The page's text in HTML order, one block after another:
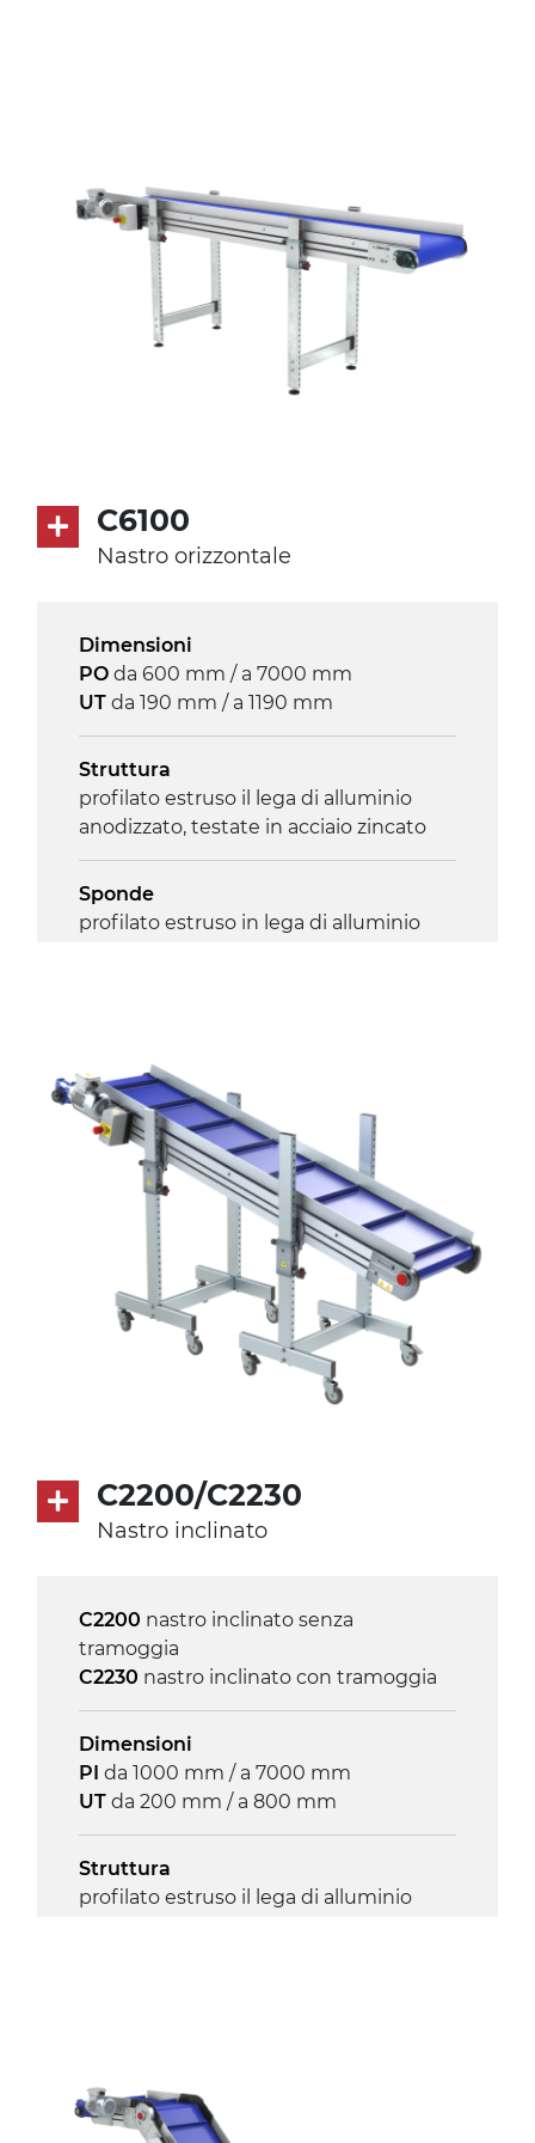
tubolare in metallo zincato, ruote
pivottanti con/senza freno (2+2)
Tappeto
PU superficie blue opaco
profili di trasporto in PU
Velocità
Controllo
on/off, E-Stop, protezione termica
motore
C6100
Nastro orizzontale
Dimensioni
PO da 600 mm / a 7000 mm
UT da 190 mm / a 1190 mm
Struttura
profilato estruso il lega di alluminio
anodizzato, testate in acciaio zincato
Sponde
profilato estruso in lega di alluminio
pressofuso, gambe in tubolare in
metallo zincato, piedini di livellamento
Tappeto
PU superficie blue opaco RAL 5002
Trasmissione
diretta in traino (lato sinistro), motore
asincrono trifase multi tensione
230/400Vac-50Hz-3F
on/off, E-Stop, protezione termica
C2200/C2230
Nastro inclinato
C2200 nastro inclinato senza
tramoggia
C2230 nastro inclinato con tramoggia
Dimensioni
PI da 1000 mm / a 7000 mm
UT da 200 mm / a 800 mm
Struttura
profilato estruso il lega di alluminio